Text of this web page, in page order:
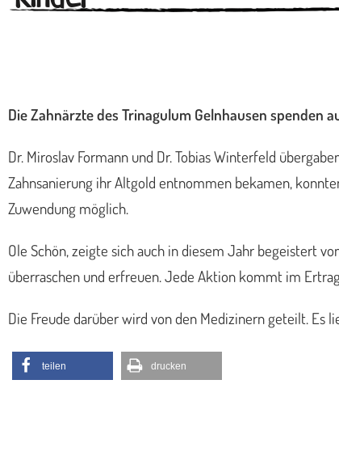
Die Zahnärzte des Trinagulum Gelnhausen
Dr. Miroslav Formann und Dr. Tobias Winterfeld
Zahnsanierung ihr Altgold entnommen bekamen,
Zuwendung möglich.
Ole Schön, zeigte sich auch in diesem Jahr begeistert
überraschen und erfreuen. Jede Aktion kommt im
Die Freude darüber wird von den Medizinern geteilt.
teilen drucken